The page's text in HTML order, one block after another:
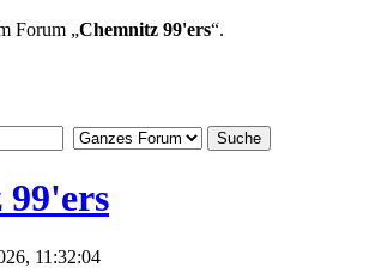
Forum „Chemnitz 99'ers“.
11:32:04